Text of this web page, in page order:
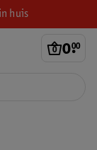
huis
0.
00